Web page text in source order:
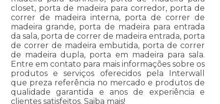
closet, porta de madeira para corredor, porta de
correr de madeira interna, porta de correr de
madeira grande, porta de madeira para entrada
da sala, porta de correr de madeira entrada, porta
de correr de madeira embutida, porta de correr
de madeira dupla, porta em madeira para sala.
Entre em contato para mais informações sobre os
produtos e serviços oferecidos pela Interwall
que preza referência no mercado e produtos de
qualidade garantida e anos de experiência e
clientes satisfeitos. Saiba mais!